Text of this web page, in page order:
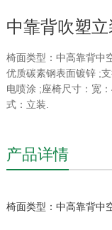
中靠背吹塑
椅面类型：中高靠背中
优质碳素钢表面镀锌 ;
电喷涂 ;座椅尺寸：宽
式：立装.
产品详情
椅面类型：中高靠背中